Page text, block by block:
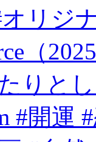
リジ
（
りと
#開運